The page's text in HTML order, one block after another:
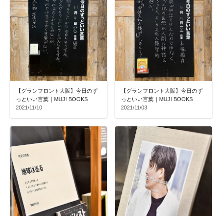
【グランフロント大阪】今日のず
っといい言葉｜MUJI BOOKS
2021/11/10
【グランフロント大阪】今日のず
っといい言葉｜MUJI BOOKS
2021/11/03